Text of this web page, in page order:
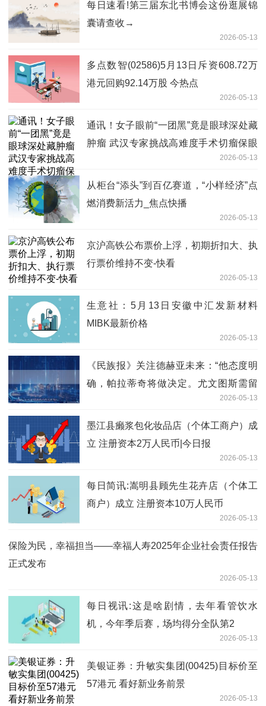
每日速看!第三届东北书博会这份逛展锦
囊请查收→
2026-05-13
多点数智(02586)5月13日斥资608.72万
港元回购92.14万股 今热点
2026-05-13
通讯！女子眼前“一团黑”竟是眼球深处藏
肿瘤 武汉专家挑战高难度手术切瘤保眼
2026-05-13
从柜台“添头”到百亿赛道，“小样经济”点
燃消费新活力_焦点快播
2026-05-13
京沪高铁公布票价上浮，初期折扣大、执
行票价维持不变-快看
2026-05-13
生意社：5月13日安徽中汇发新材料
MIBK最新价格
2026-05-13
《民族报》关注德赫亚未来：“他态度明
确，帕拉蒂奇将做决定。尤文图斯需留
2026-05-13
墨江县癞浆包化妆品店（个体工商户）成
立 注册资本2万人民币|今日报
2026-05-13
每日简讯:嵩明县顾先生花卉店（个体工
商户）成立 注册资本10万人民币
2026-05-13
保险为民，幸福担当——幸福人寿2025年企业社会责任报告
正式发布
2026-05-13
每日视讯:这是啥剧情，去年看管饮水
机，今年季后赛，场均得分全队第2
2026-05-13
美银证券：升敏实集团(00425)目标价至
57港元 看好新业务前景
2026-05-13